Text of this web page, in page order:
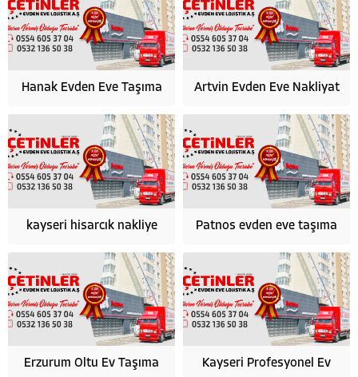
Hanak Evden Eve Taşıma Artvin Evden Eve Nakliyat
kayseri hisarcık nakliye Patnos evden eve taşıma
Erzurum Oltu Ev Taşıma Kayseri Profesyonel Ev
HÜSEYİN ÇETİN